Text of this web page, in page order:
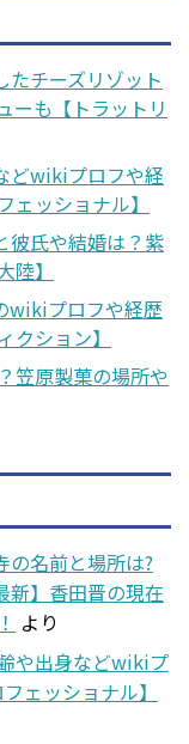
チーズリゾット
ーも【トラットリ
どwikiプロフや経
ッショナル】
氏や結婚は？紫
】
wikiプロフや経歴
ション】
笠原製菓の場所や
の名前と場所は?
新】香田晋の現在
より
や出身などwikiプ
ェッショナル】